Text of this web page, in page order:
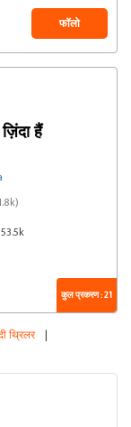
फॉलो
हैं
53.5k
कुल प्रकरण : 21
थ्रिलर |